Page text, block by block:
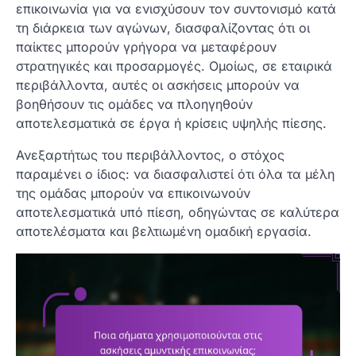
επικοινωνία για να ενισχύσουν τον συντονισμό κατά
τη διάρκεια των αγώνων, διασφαλίζοντας ότι οι
παίκτες μπορούν γρήγορα να μεταφέρουν
στρατηγικές και προσαρμογές. Ομοίως, σε εταιρικά
περιβάλλοντα, αυτές οι ασκήσεις μπορούν να
βοηθήσουν τις ομάδες να πλοηγηθούν
αποτελεσματικά σε έργα ή κρίσεις υψηλής πίεσης.
Ανεξαρτήτως του περιβάλλοντος, ο στόχος
παραμένει ο ίδιος: να διασφαλιστεί ότι όλα τα μέλη
της ομάδας μπορούν να επικοινωνούν
αποτελεσματικά υπό πίεση, οδηγώντας σε καλύτερα
αποτελέσματα και βελτιωμένη ομαδική εργασία.